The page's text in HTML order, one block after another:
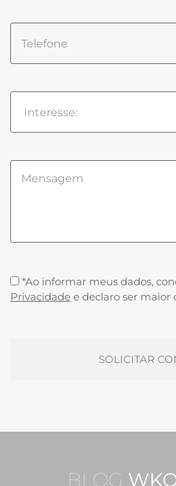
*Ao informar meus dados,
Privacidade e declaro ser maior
BLOG